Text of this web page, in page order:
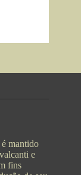
mantido
e
fins